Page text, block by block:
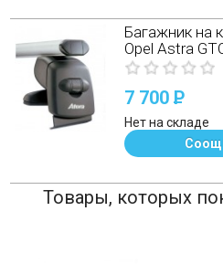
Багажник на
Opel Astra
7 700P
Нет на складе
Товары, которых